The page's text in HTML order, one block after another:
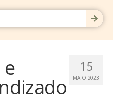
15
MAIO 2023